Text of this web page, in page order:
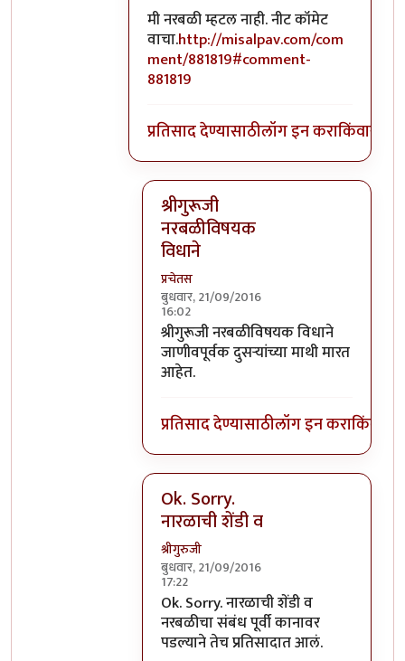
मी नरबळी म्हटल नाही. नीट कॉमेट
वाचा.http://misalpav.com/com
ment/881819#comment-
881819
प्रतिसाद देण्यासाठीलॉग इन कराकिंवा
श्रीगुरूजी
नरबळीविषयक
विधाने
प्रचेतस
बुधवार, 21/09/2016
16:02
In reply toघाटपांड्यांनी नारळ फोडणे
श्रीगुरूजी नरबळीविषयक विधाने
जाणीवपूर्वक दुसऱ्यांच्या माथी मारत
आहेत.
प्रतिसाद देण्यासाठीलॉग इन कराकिंवा
Ok. Sorry.
नारळाची शेंडी व
श्रीगुरुजी
बुधवार, 21/09/2016
17:22
In reply toघाटपांड्यांनी नारळ फोडणे
Ok. Sorry. नारळाची शेंडी व
नरबळीचा संबंध पूर्वी कानावर
पडल्याने तेच प्रतिसादात आलं.